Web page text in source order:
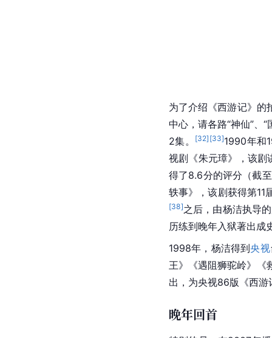
为了介绍《西游记》的
中心，请各路“神仙”、
2集。
[32] [33]1990年和
视剧《朱元璋》，该剧
得了8.6分的评分（截
轶事》，该剧获得第11
[38]之后，由杨洁执导
历练到晚年入狱著出成
1998年，杨洁得到央视
王》《遇阻狮驼岭》《
出，为央视86版《西游
晚年回首